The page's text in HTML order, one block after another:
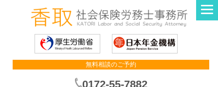
無料相談のご予約
0172-55-7882